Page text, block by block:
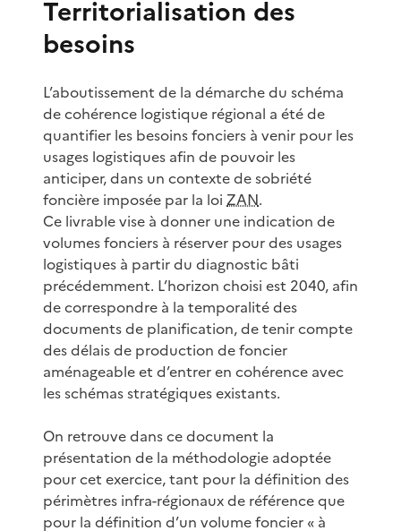
Territorialisation des
besoins
L’aboutissement de la démarche du schéma
de cohérence logistique régional a été de
quantifier les besoins fonciers à venir pour les
usages logistiques afin de pouvoir les
anticiper, dans un contexte de sobriété
foncière imposée par la loi ZAN.
Ce livrable vise à donner une indication de
volumes fonciers à réserver pour des usages
logistiques à partir du diagnostic bâti
précédemment. L’horizon choisi est 2040, afin
de correspondre à la temporalité des
documents de planification, de tenir compte
des délais de production de foncier
aménageable et d’entrer en cohérence avec
les schémas stratégiques existants.
On retrouve dans ce document la
présentation de la méthodologie adoptée
pour cet exercice, tant pour la définition des
périmètres infra-régionaux de référence que
pour la définition d’un volume foncier « à